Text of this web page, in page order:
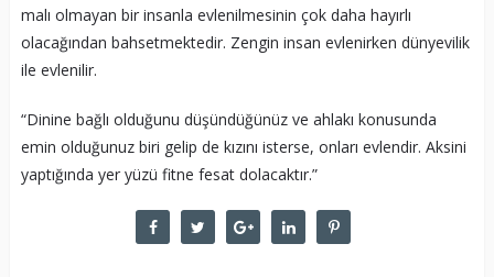
malı olmayan bir insanla evlenilmesinin çok daha hayırlı
olacağından bahsetmektedir. Zengin insan evlenirken dünyevilik
ile evlenilir.
“Dinine bağlı olduğunu düşündüğünüz ve ahlakı konusunda
emin olduğunuz biri gelip de kızını isterse, onları evlendir. Aksini
yaptığında yer yüzü fitne fesat dolacaktır.”